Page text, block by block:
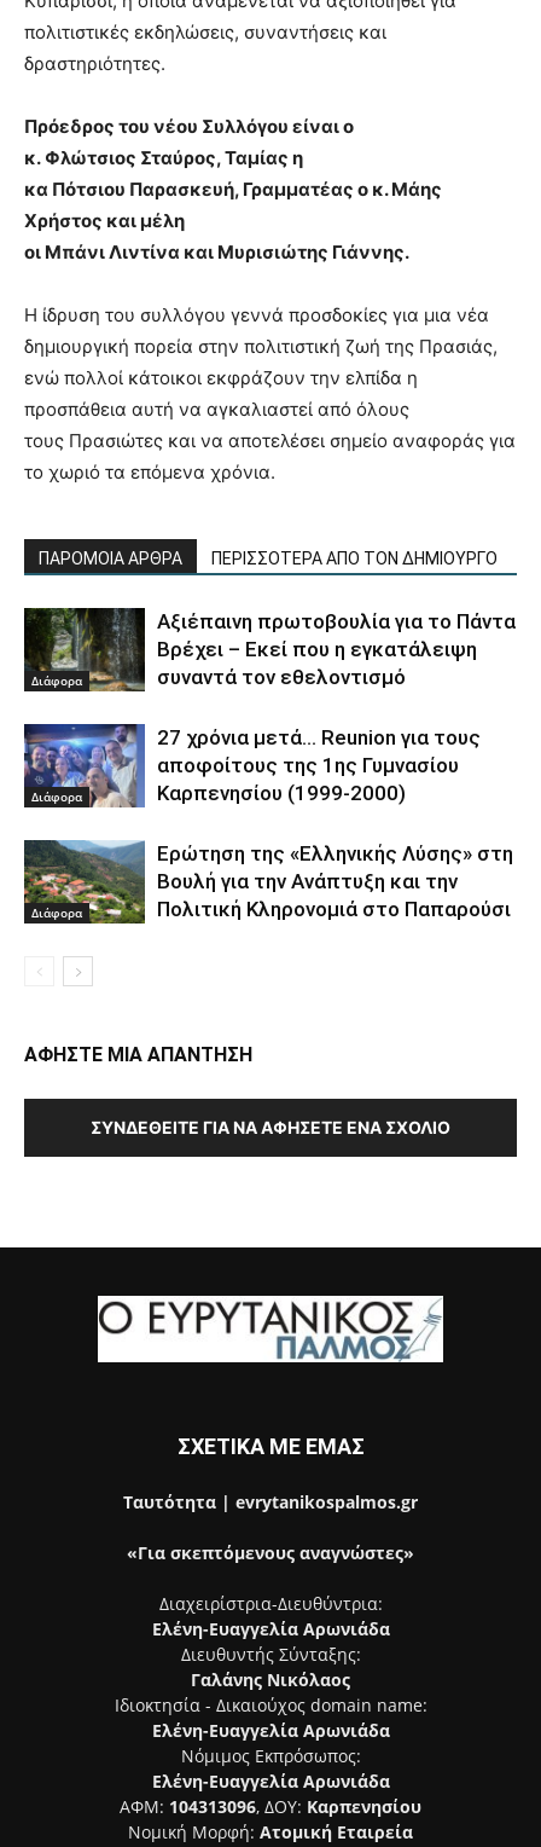
πολιτιστικές εκδηλώσεις, συναντήσεις και
δραστηριότητες.
Πρόεδρος του νέου Συλλόγου είναι ο
κ. Φλώτσιος Σταύρος, Ταμίας η
κα Πότσιου Παρασκευή, Γραμματέας ο κ. Μάης
Χρήστος και μέλη
οι Μπάνι Λιντίνα και Μυρισιώτης Γιάννης.
Η ίδρυση του συλλόγου γεννά προσδοκίες για μια νέα
δημιουργική πορεία στην πολιτιστική ζωή της Πρασιάς,
ενώ πολλοί κάτοικοι εκφράζουν την ελπίδα η
προσπάθεια αυτή να αγκαλιαστεί από όλους
τους Πρασιώτες και να αποτελέσει σημείο αναφοράς για
το χωριό τα επόμενα χρόνια.
ΠΑΡΟΜΟΙΑ ΑΡΘΡΑ ΠΕΡΙΣΣΟΤΕΡΑ ΑΠΟ ΤΟΝ ΔΗΜΙΟΥΡΓΟ
Διάφορα
Αξιέπαινη πρωτοβουλία για το Πάντα
Βρέχει – Εκεί που η εγκατάλειψη
συναντά τον εθελοντισμό
Διάφορα
27 χρόνια μετά… Reunion για τους
αποφοίτους της 1ης Γυμνασίου
Καρπενησίου (1999-2000)
Διάφορα
Ερώτηση της «Ελληνικής Λύσης» στη
Βουλή για την Ανάπτυξη και την
Πολιτική Κληρονομιά στο Παπαρούσι
ΑΦΗΣΤΕ ΜΙΑ ΑΠΑΝΤΗΣΗ
ΣΥΝΔΕΘΕΊΤΕ ΓΙΑ ΝΑ ΑΦΉΣΕΤΕ ΈΝΑ ΣΧΌΛΙΟ
ΣΧΕΤΙΚΑ ΜΕ ΕΜΑΣ
Ταυτότητα | evrytanikospalmos.gr
«Για σκεπτόμενους αναγνώστες»
Διαχειρίστρια-Διευθύντρια:
Ελένη-Ευαγγελία Αρωνιάδα
Διευθυντής Σύνταξης:
Γαλάνης Νικόλαος
Ιδιοκτησία - Δικαιούχος domain name:
Ελένη-Ευαγγελία Αρωνιάδα
Νόμιμος Εκπρόσωπος:
Ελένη-Ευαγγελία Αρωνιάδα
ΑΦΜ: 104313096, ΔΟΥ: Καρπενησίου
Νομική Μορφή: Ατομική Εταιρεία